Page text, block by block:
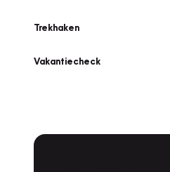
Trekhaken
Vakantiecheck